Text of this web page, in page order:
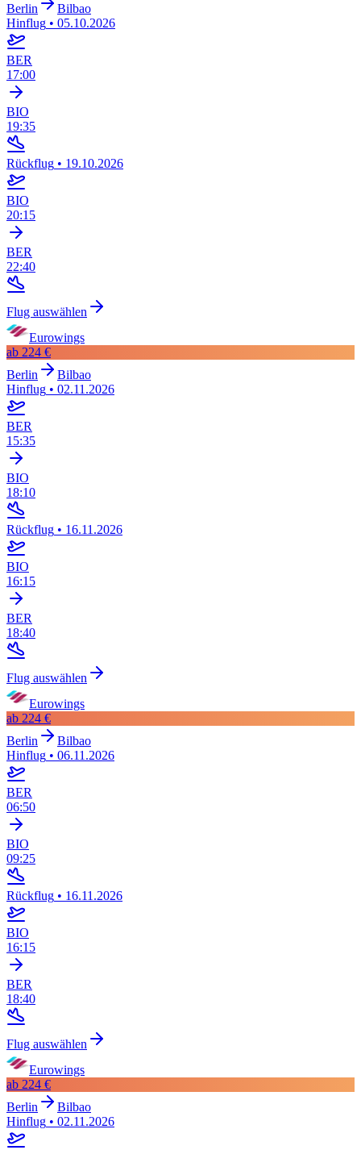
Berlin
Bilbao
Hinflug • 05.10.2026
BER
17:00
BIO
19:35
Rückflug • 19.10.2026
BIO
20:15
BER
22:40
Flug auswählen
Eurowings
ab 224 €
Berlin
Bilbao
Hinflug • 02.11.2026
BER
15:35
BIO
18:10
Rückflug • 16.11.2026
BIO
16:15
BER
18:40
Flug auswählen
Eurowings
ab 224 €
Berlin
Bilbao
Hinflug • 06.11.2026
BER
06:50
BIO
09:25
Rückflug • 16.11.2026
BIO
16:15
BER
18:40
Flug auswählen
Eurowings
ab 224 €
Berlin
Bilbao
Hinflug • 02.11.2026